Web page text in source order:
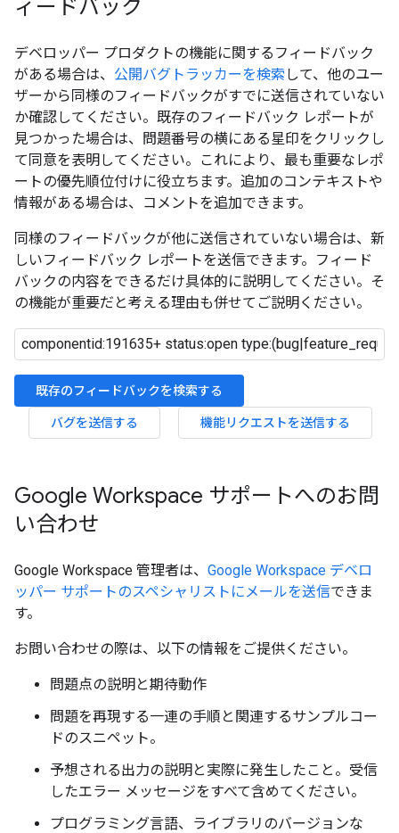
ィードバック
デベロッパー プロダクトの機能に関するフィードバック
がある場合は、 公開バグトラッカーを検索 して、他のユー
ザーから同様のフィードバックがすでに送信されていない
か確認してください。既存のフィードバック レポートが
見つかった場合は、問題番号の横にある星印をクリックし
て同意を表明してください。これにより、最も重要なレポ
ートの優先順位付けに役立ちます。追加のコンテキストや
情報がある場合は、コメントを追加できます。
同様のフィードバックが他に送信されていない場合は、新
しいフィードバック レポートを送信できます。フィード
バックの内容をできるだけ具体的に説明してください。そ
の機能が重要だと考える理由も併せてご説明ください。
既存のフィードバックを検索する
バグを送信する
機能リクエストを送信する
Google Workspace サポートへのお問
い合わせ
Google Workspace 管理者は、 Google Workspace デベロ
ッパー サポートのスペシャリストにメールを送信できま
す。
お問い合わせの際は、以下の情報をご提供ください。
問題点の説明と期待動作
問題を再現する一連の手順と関連するサンプルコー
ドのスニペット。
予想される出力の説明と実際に発生したこと。受信
したエラー メッセージをすべて含めてください。
プログラミング言語、ライブラリのバージョンな